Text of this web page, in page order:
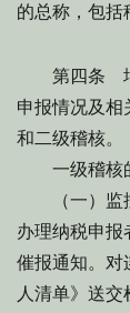
的总称，包括
第四条 增
申报情况及相
和二级稽核。
一级稽核的
（一）监控
办理纳税申报
催报通知。对
人清单》送交